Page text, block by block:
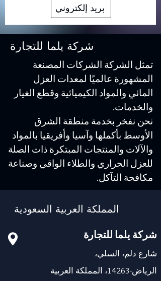
بريد إلكتروني
شركة يلما للتجارة
تمثل الشركة الشركات المصنعة
المشهورة عالميًا لمعدات العزل
المائي والمواد الكيميائية وقطع الغيار
والخدمات.
نحن نفخر بخدمة منطقة الشرق
الأوسط بأكملها وآسيا وأفريقيا بالمواد
والآلات والمنتجات المبتكرة ذات الصلة
للعزل الحراري والطلاء الواقي وصناعة
مكافحة التآكل.
المملكة العربية السعودية
شركة يلما للتجارة
شارع دلم، السلي،
الرياض-14263، المملكة العربية